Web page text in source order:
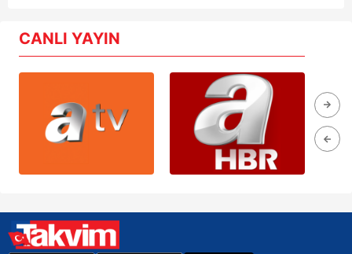
CANLI YAYIN